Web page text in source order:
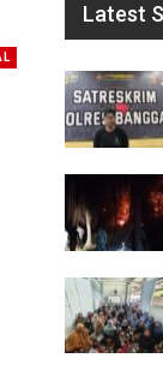
Latest